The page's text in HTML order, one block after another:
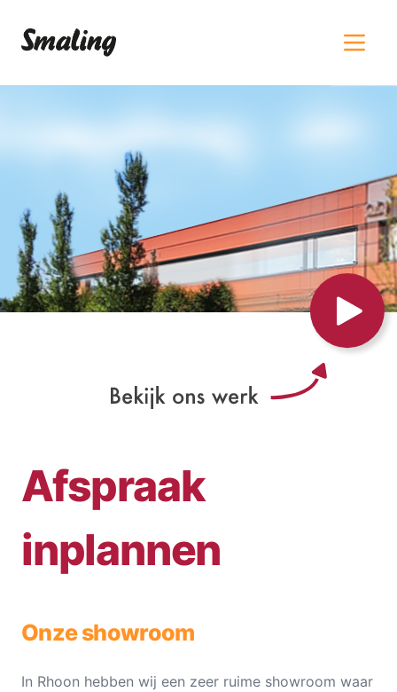
Afspraak
inplannen
Onze showroom
In Rhoon hebben wij een zeer ruime showroom waar